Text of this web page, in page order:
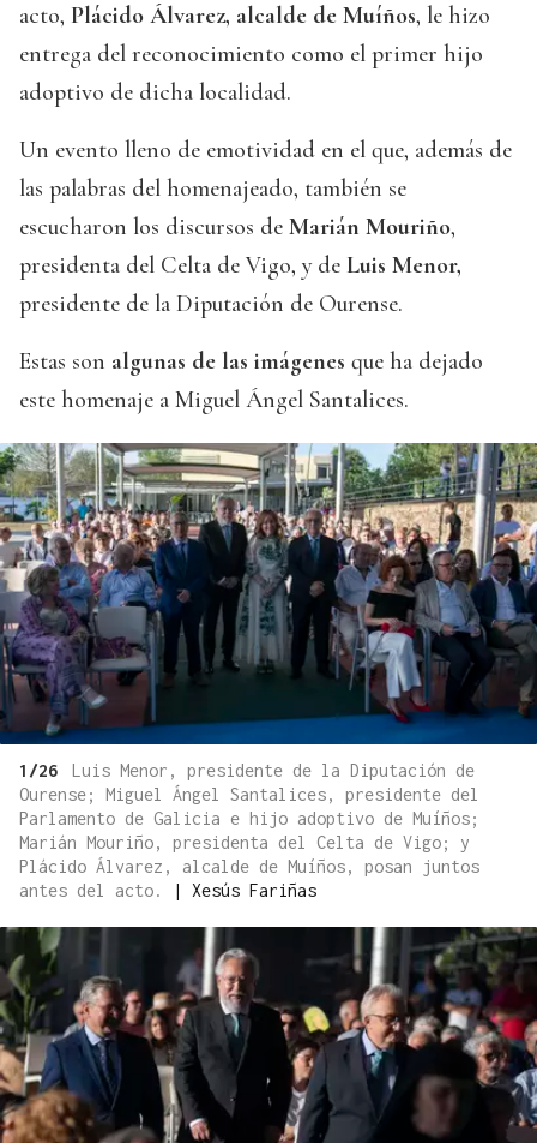
acto, Plácido Álvarez, alcalde de Muíños, le hizo
entrega del reconocimiento como el primer hijo
adoptivo de dicha localidad.
Un evento lleno de emotividad en el que, además de
las palabras del homenajeado, también se
escucharon los discursos de Marián Mouriño,
presidenta del Celta de Vigo, y de Luis Menor,
presidente de la Diputación de Ourense.
Estas son algunas de las imágenes que ha dejado
este homenaje a Miguel Ángel Santalices.
1/26
Luis Menor, presidente de la Diputación de
Ourense; Miguel Ángel Santalices, presidente del
Parlamento de Galicia e hijo adoptivo de Muíños;
Marián Mouriño, presidenta del Celta de Vigo; y
Plácido Álvarez, alcalde de Muíños, posan juntos
antes del acto.
| Xesús Fariñas